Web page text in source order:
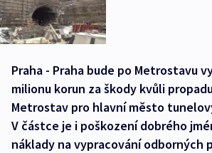
Praha - Praha bude po Metrostavu
milionu korun za škody kvůli
Metrostav pro hlavní město
V částce je i poškození dobrého
náklady na vypracování odborných